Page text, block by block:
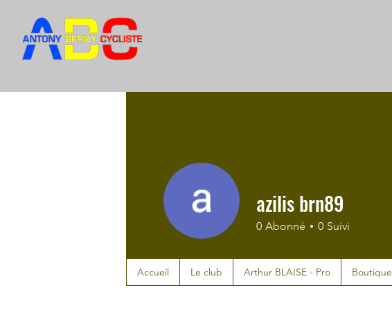
azilis brn89
0 Abonné 0 Suivi
Accueil Le club Arthur BLAISE - Pro Boutique